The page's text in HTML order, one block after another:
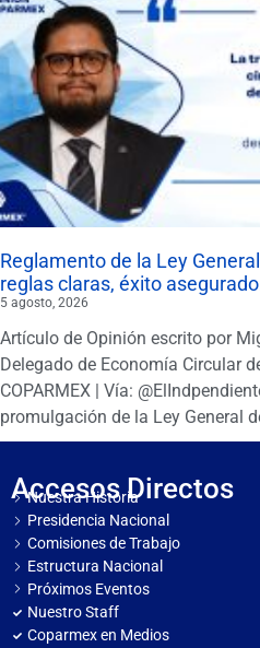
Reglamento de la Ley
reglas claras, éxito
5 agosto, 2026
Artículo de Opinión escrito por
Delegado de Economía Circular
COPARMEX | Vía:
promulgación de la Ley General
Accesos Directos
Nuestra Historia
Presidencia Nacional
Comisiones de Trabajo
Estructura Nacional
Próximos Eventos
Nuestro Staff
Coparmex en Medios